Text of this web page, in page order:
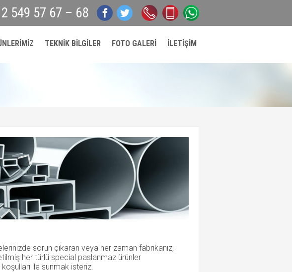
0212
549
0532
660
0532
660
549 57 67 – 68
TEKNİK BİLGİLER FOTO GALERİ İLETİŞİM
sorun çıkaran veya her zaman fabrikanız,
her türlü special paslanmaz ürünler
ile sunmak isteriz.